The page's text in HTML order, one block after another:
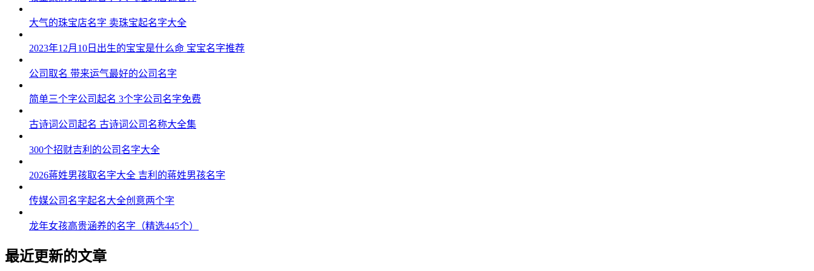
大气的珠宝店名字 卖珠宝起名字大全
2023年12月10日出生的宝宝是什么命 宝宝名字推荐
公司取名 带来运气最好的公司名字
简单三个字公司起名 3个字公司名字免费
古诗词公司起名 古诗词公司名称大全集
300个招财吉利的公司名字大全
2026蒋姓男孩取名字大全 吉利的蒋姓男孩名字
传媒公司名字起名大全创意两个字
龙年女孩高贵涵养的名字（精选445个）
最近更新的文章